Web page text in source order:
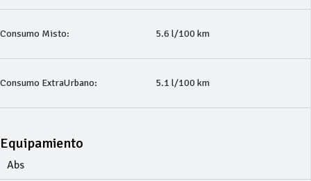
Consumo Misto: 5.6 l/100 km
Consumo ExtraUrbano: 5.1 l/100 km
Equipamiento
Abs